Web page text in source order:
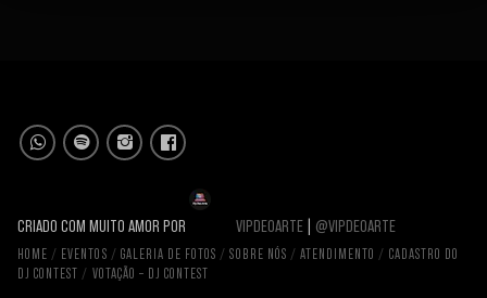
CRIADO COM MUITO AMOR POR VIPDEOARTE @VIPDEOARTE
HOME EVENTOS GALERIA DE FOTOS SOBRE NÓS ATENDIMENTO
CADASTRO DO
DJ CONTEST
VOTAÇÃO – DJ CONTEST